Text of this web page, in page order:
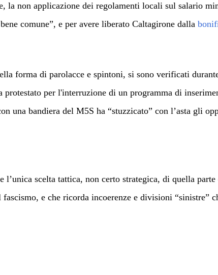
la non applicazione dei regolamenti locali sul salario
comune”, e per avere liberato Caltagirone dalla
forma di parolacce e spintoni, si sono verificati
per l'interruzione di un programma di
una bandiera del M5S ha “stuzzicato” con l’asta gli
l’unica scelta tattica, non certo strategica, di quella
e che ricorda incoerenze e divisioni “sinistre”